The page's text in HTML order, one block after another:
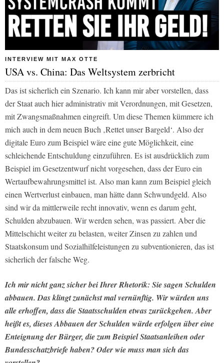
INTERVIEW MIT MAX OTTE
USA vs. China: Das Weltsystem zerbricht
Das ist sicherlich ein Szenario. Ich kann mir aber vorstellen, dass
der Staat auch hier administrativ mit Verordnungen, mit Gesetzen,
mit Zwangsmaßnahmen eingreift. Um diese Themen kümmere ich
mich auch in dem neuen Buch ‚Rettet unser Bargeld‘. Also der
digitale Euro zum Beispiel wäre eine gute Möglichkeit, eine
schleichende Entschuldung einzuführen. Es ist ausdrücklich zum
Beispiel im Gesetzentwurf nicht vorgesehen, dass der Euro ein
Wertaufbewahrungsmittel ist. Also man kann zum Beispiel gleich
einen Wertverlust einbauen, man hätte dann Schwundgeld. Also
sind wir da mittlerweile recht innovativ, wenn es darum geht,
Schulden abzubauen. Wir werden sehen, was passiert. Aber die
Mittelschicht weiter zu belasten, weiter Zinsen zu zahlen und
Staatskonsum und Sozialhilfeleistungen zu subventionieren, das ist
sicherlich der falsche Weg.
Ich mir nicht ganz sicher bei Ihrer Rhetorik: Sie sagen Schulden
abbauen. Das klingt zunächst mal vernünftig. Wir würden uns
alle erhoffen, dass die Staatsschulden etwas zurückgehen. Aber
heißt es, dieses Abbauen der Schulden würde erfolgen über eine
Enteignung der Bürger, die zum Beispiel Staatsanleihen oder
Bundesschatzbriefe haben? Oder wie muss man sich das